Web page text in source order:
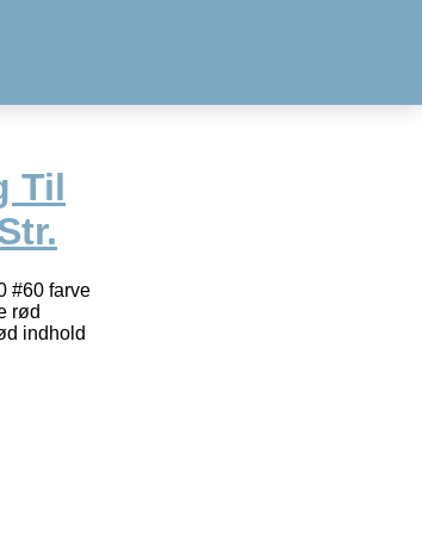
Til
#60 farve
rød
indhold